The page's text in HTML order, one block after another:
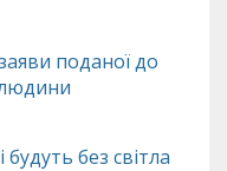
поданої до
без світла